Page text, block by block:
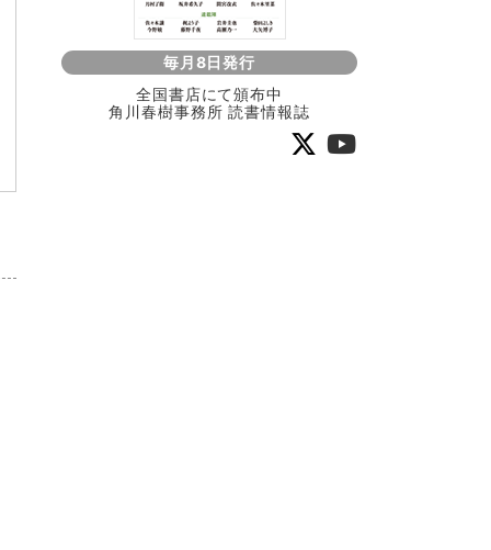
毎月8日発行
全国書店にて頒布中
角川春樹事務所 読書情報誌